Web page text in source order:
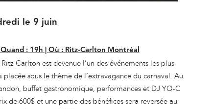
le 9 juin
: 19h | Où : Ritz-Carlton Montréal
Carlton est devenue l’un des événements les plus
sous le thème de l’extravagance du carnaval. Au
buffet gastronomique, performances et DJ YO-C
de 600$ et une partie des bénéfices sera reversée au